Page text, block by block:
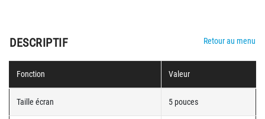
DESCRIPTIF Retour au menu
Fonction Valeur
Taille écran 5 pouces